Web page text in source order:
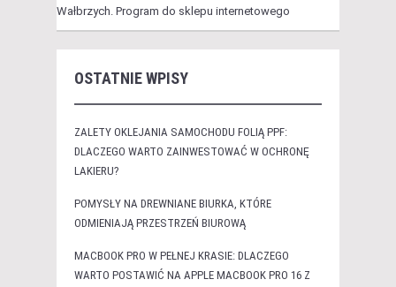
Wałbrzych. Program do sklepu internetowego
OSTATNIE WPISY
ZALETY OKLEJANIA SAMOCHODU FOLIĄ PPF:
DLACZEGO WARTO ZAINWESTOWAĆ W OCHRONĘ
LAKIERU?
POMYSŁY NA DREWNIANE BIURKA, KTÓRE
ODMIENIAJĄ PRZESTRZEŃ BIUROWĄ
MACBOOK PRO W PEŁNEJ KRASIE: DLACZEGO
WARTO POSTAWIĆ NA APPLE MACBOOK PRO 16 Z